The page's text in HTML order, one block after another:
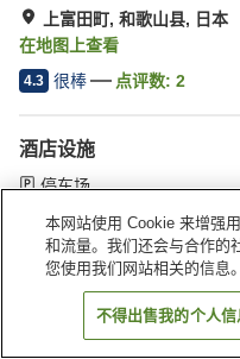
上富田町, 和歌山县, 日本
在地图上查看
4.3 很棒 点评数: 2
酒店设施
停车场
首页 日本 和歌山县
本网站使用 Cookie 来增强
和流量。我们还会与合作的
您使用我们网站相关的信息。
不得出售我的个人信